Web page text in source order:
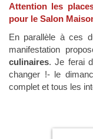
Attention les
pour le Salon
En parallèle à ces
manifestation
culinaires. Je ferai
changer !- le
complet et tous les